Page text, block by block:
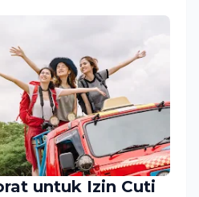
untuk Izin Cuti